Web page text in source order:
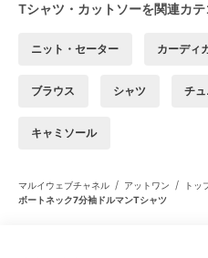
Tシャツ・カットソーを関連カ
ニット・セーター カーディ
ブラウス シャツ チ
キャミソール
マルイウェブチャネル / アットワン / トッ
ボートネック7分袖ドルマンTシャツ